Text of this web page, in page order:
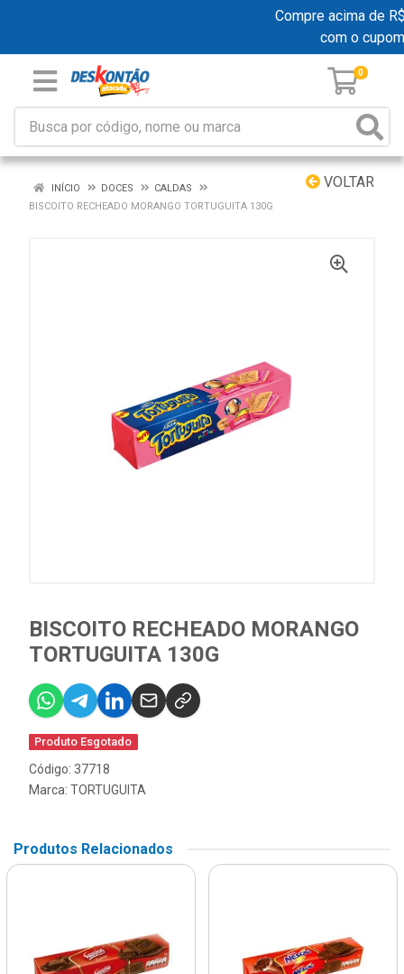
Compre acima de
com o
0
VOLTAR
INÍCIO DOCES
CALDAS
BISCOITO RECHEADO MORANGO TORTUGUITA 130G
BISCOITO RECHEADO MORANGO
TORTUGUITA 130G
Produto Esgotado
Código: 37718
Marca: TORTUGUITA
Produtos Relacionados